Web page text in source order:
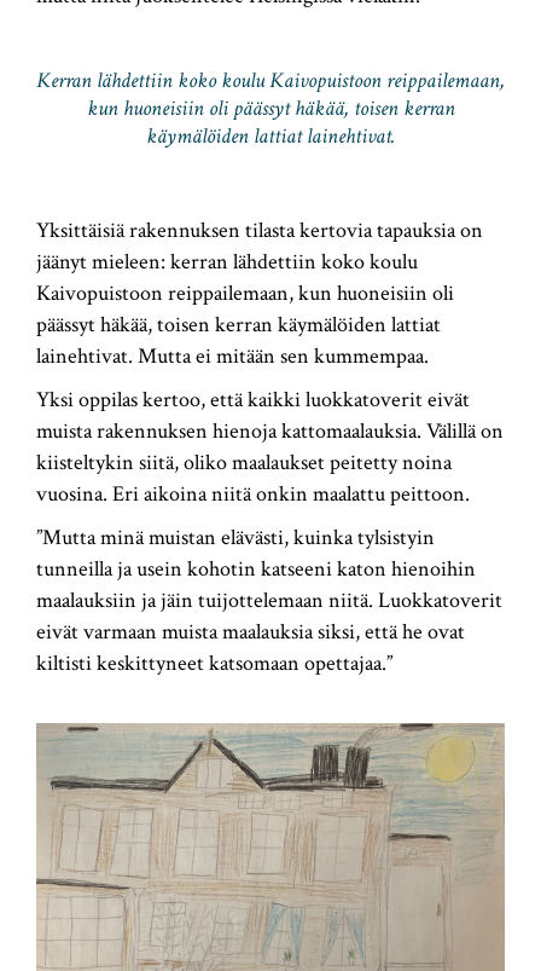
Kerran lähdettiin koko koulu Kaivopuistoon reippailemaan,
kun huoneisiin oli päässyt häkää, toisen kerran
käymälöiden lattiat lainehtivat.
Yksittäisiä rakennuksen tilasta kertovia tapauksia on
jäänyt mieleen: kerran lähdettiin koko koulu
Kaivopuistoon reippailemaan, kun huoneisiin oli
päässyt häkää, toisen kerran käymälöiden lattiat
lainehtivat. Mutta ei mitään sen kummempaa.
Yksi oppilas kertoo, että kaikki luokkatoverit eivät
muista rakennuksen hienoja kattomaalauksia. Välillä on
kiisteltykin siitä, oliko maalaukset peitetty noina
vuosina. Eri aikoina niitä onkin maalattu peittoon.
”Mutta minä muistan elävästi, kuinka tylsistyin
tunneilla ja usein kohotin katseeni katon hienoihin
maalauksiin ja jäin tuijottelemaan niitä. Luokkatoverit
eivät varmaan muista maalauksia siksi, että he ovat
kiltisti keskittyneet katsomaan opettajaa.”